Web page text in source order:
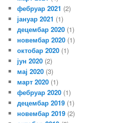
фебруар 2021 (2)
јануар 2021 (1)
децембар 2020 (1)
новембар 2020 (1)
октобар 2020 (1)
јун 2020 (2)
мај 2020 (3)
март 2020 (1)
фебруар 2020 (1)
децембар 2019 (1)
новембар 2019 (2)